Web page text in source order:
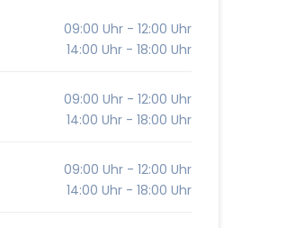
09:00 Uhr - 12:00 Uhr
14:00 Uhr - 18:00 Uhr
09:00 Uhr - 12:00 Uhr
14:00 Uhr - 18:00 Uhr
09:00 Uhr - 12:00 Uhr
14:00 Uhr - 18:00 Uhr